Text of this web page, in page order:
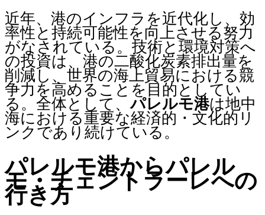
近年、港のインフラを近代化し、効
率性と持続可能性を向上させる努力
がなされている。技術と環境対策へ
の投資は、港の二酸化炭素排出量を
削減し、世界の海上貿易における競
争力を高めることを目的としてい
る。全体として、パレルモ港は地中
海における重要な経済的・文化的リ
ンクであり続けている。
パレルモ港からパレル
モ・チェントラーレへの
行き方